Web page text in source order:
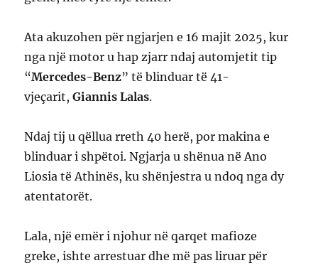
Ata akuzohen për ngjarjen e 16 majit 2025, kur
nga një motor u hap zjarr ndaj automjetit tip
“Mercedes-Benz” të blinduar të 41-
vjeçarit,Giannis Lalas.
Ndaj tij u qëllua rreth 40 herë, por makina e
blinduar i shpëtoi. Ngjarja u shënua në Ano
Liosia të Athinës, ku shënjestra u ndoq nga dy
atentatorët.
Lala, një emër i njohur në qarqet mafioze
greke, ishte arrestuar dhe më pas liruar për